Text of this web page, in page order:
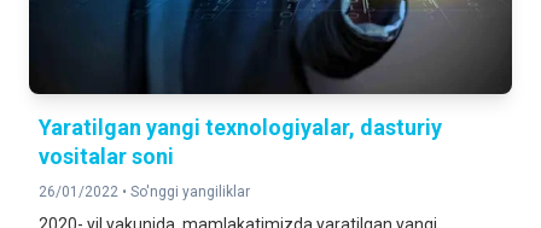
Yaratilgan yangi texnologiyalar, dasturiy
vositalar soni
26/01/2022 • So'nggi yangiliklar